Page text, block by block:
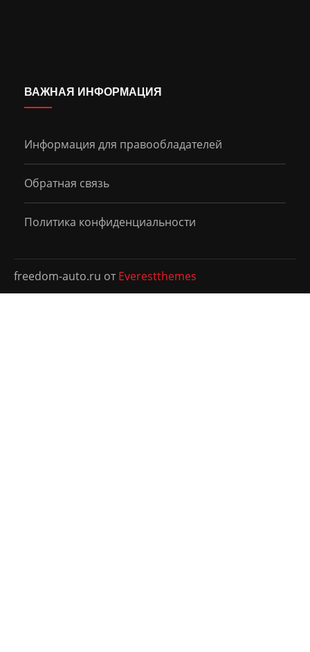
ВАЖНАЯ ИНФОРМАЦИЯ
Информация для правообладателей
Обратная связь
Политика конфиденциальности
freedom-auto.ru отEverestthemes